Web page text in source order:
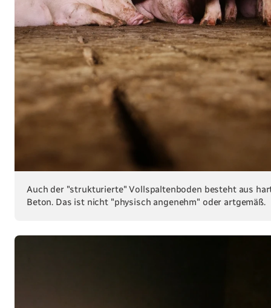
Auch der "strukturierte" Vollspaltenboden besteht aus
Beton. Das ist nicht "physisch angenehm" oder artgemäß.